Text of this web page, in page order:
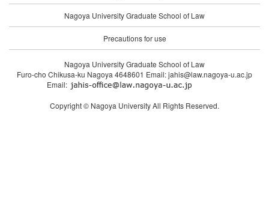
Nagoya University Graduate School of Law
Precautions for use
Nagoya University Graduate School of Law
Furo-cho Chikusa-ku Nagoya 4648601 Email: jahis@law.nagoya-u.ac.jp
Email:
Copyright © Nagoya University All Rights Reserved.